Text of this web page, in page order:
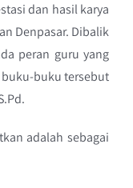
dan hasil karya
Denpasar. Dibalik
peran guru yang
buku tersebut
adalah sebagai